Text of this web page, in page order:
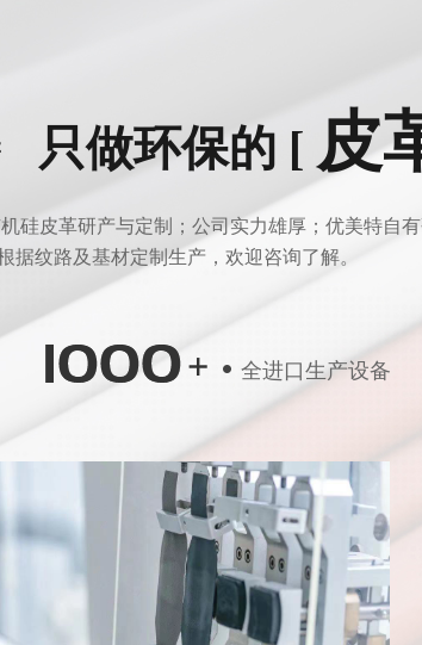
只做环保的 [ 皮
硅皮革研产与定制；公司实力雄厚；优美特自有
据纹路及基材定制生产，欢迎咨询了解。
全进口生产设备